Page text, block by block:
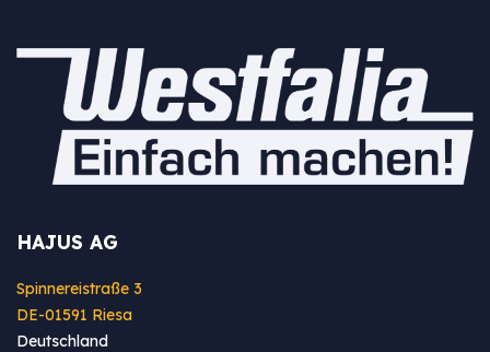
HAJUS AG
Spinnereistraße 3
DE-01591 Riesa
Deutschland